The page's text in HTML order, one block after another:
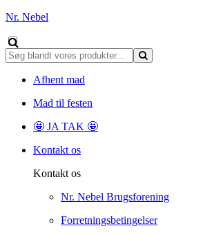
Nr. Nebel
Afhent mad
Mad til festen
🤩 JA TAK 🤩
Kontakt os
Kontakt os
Nr. Nebel Brugsforening
Forretningsbetingelser